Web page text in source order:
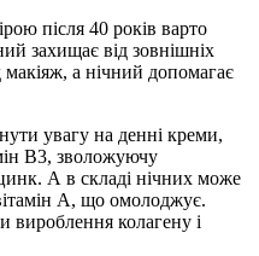
після 40 років варто
захищає від зовнішніх
а нічний допомагає
увагу на денні креми,
B3, зволожуючу
А в складі нічних може
А, що омолоджує.
колагену і